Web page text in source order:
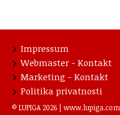
Impressum
Webmaster - Kontakt
Marketing - Kontakt
Politika privatnosti
© LUPIGA 2026 | www.lupiga.com